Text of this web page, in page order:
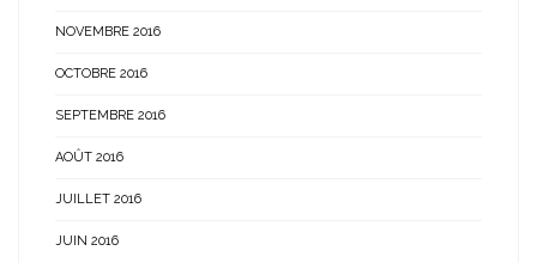
NOVEMBRE 2016
OCTOBRE 2016
SEPTEMBRE 2016
AOÛT 2016
JUILLET 2016
JUIN 2016